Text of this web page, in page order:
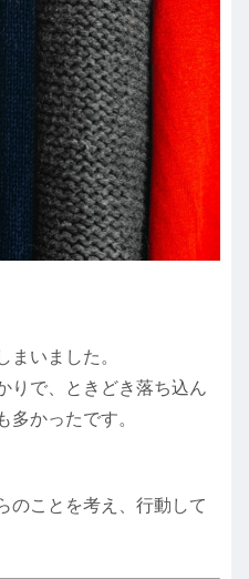
まいました。
りで、ときどき落ち込ん
多かったです。
のことを考え、行動して